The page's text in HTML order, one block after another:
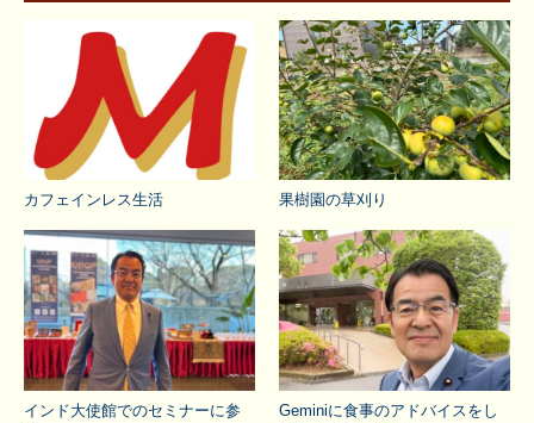
カフェインレス生活 果樹園の草刈り
インド大使館でのセミナーに参
Geminiに食事のアドバイスをし